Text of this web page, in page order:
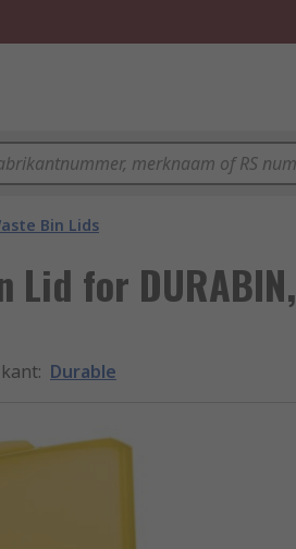
Bin Lids
Lid for DURABIN,
: Durable